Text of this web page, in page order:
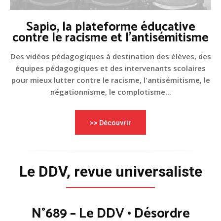
Sapio, la plateforme éducative
contre le racisme et l'antisémitisme
Des vidéos pédagogiques à destination des élèves, des
équipes pédagogiques et des intervenants scolaires
pour mieux lutter contre le racisme, l'antisémitisme, le
négationnisme, le complotisme...
>> Découvrir
Le DDV, revue universaliste
N°689 – Le DDV • Désordre